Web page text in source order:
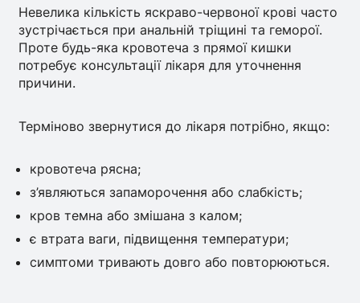
Невелика кількість яскраво-червоної крові часто
зустрічається при анальній тріщині та геморої.
Проте будь-яка кровотеча з прямої кишки
потребує консультації лікаря для уточнення
причини.
Терміново звернутися до лікаря потрібно, якщо:
кровотеча рясна;
з’являються запаморочення або слабкість;
кров темна або змішана з калом;
є втрата ваги, підвищення температури;
симптоми тривають довго або повторюються.